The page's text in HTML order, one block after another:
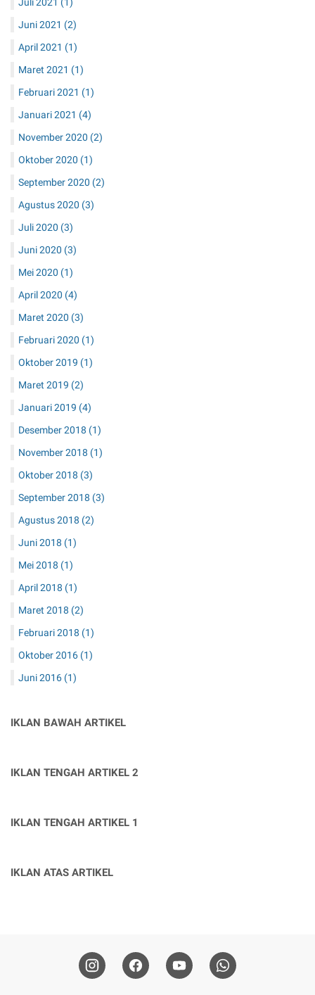
Juni 2021 (2)
April 2021 (1)
Maret 2021 (1)
Februari 2021 (1)
Januari 2021 (4)
November 2020 (2)
Oktober 2020 (1)
September 2020 (2)
Agustus 2020 (3)
Juli 2020 (3)
Juni 2020 (3)
Mei 2020 (1)
April 2020 (4)
Maret 2020 (3)
Februari 2020 (1)
Oktober 2019 (1)
Maret 2019 (2)
Januari 2019 (4)
Desember 2018 (1)
November 2018 (1)
Oktober 2018 (3)
September 2018 (3)
Agustus 2018 (2)
Juni 2018 (1)
Mei 2018 (1)
April 2018 (1)
Maret 2018 (2)
Februari 2018 (1)
Oktober 2016 (1)
Juni 2016 (1)
IKLAN BAWAH ARTIKEL
IKLAN TENGAH ARTIKEL 2
IKLAN TENGAH ARTIKEL 1
IKLAN ATAS ARTIKEL